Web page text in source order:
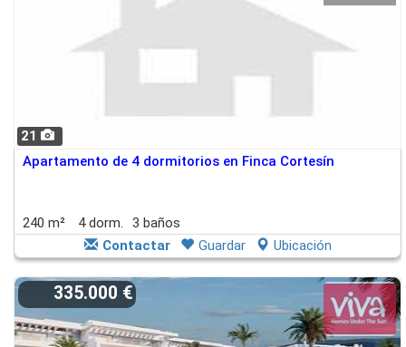
21
Apartamento de 4 dormitorios en Finca Cortesín
240 m² 4 dorm.
3 baños
Contactar
Guardar Ubicación
335.000 €